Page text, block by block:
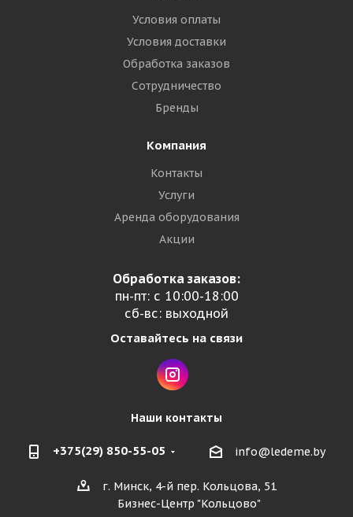
Условия оплаты
Условия доставки
Обработка заказов
Сотрудничество
Бренды
Компания
Контакты
Услуги
Аренда оборудования
Акции
Обработка заказов:
пн-пт: с 10:00-18:00
сб-вс: выходной
Оставайтесь на связи
Наши контакты
+375(29) 850-55-05 info@ledeme.by
г. Минск, 4-й пер. Кольцова, 51
Бизнес-Центр "Кольцово"